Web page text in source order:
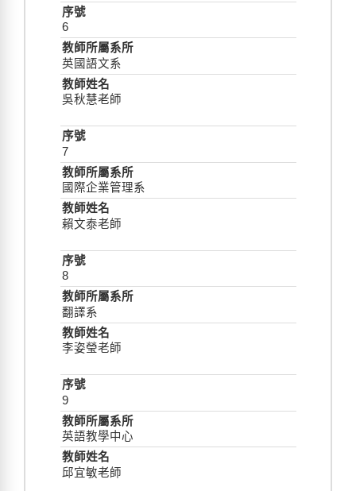
6
英國語文系
吳秋慧老師
7
國際企業管理系
賴文泰老師
8
翻譯系
李姿瑩老師
9
英語教學中心
邱宜敏老師